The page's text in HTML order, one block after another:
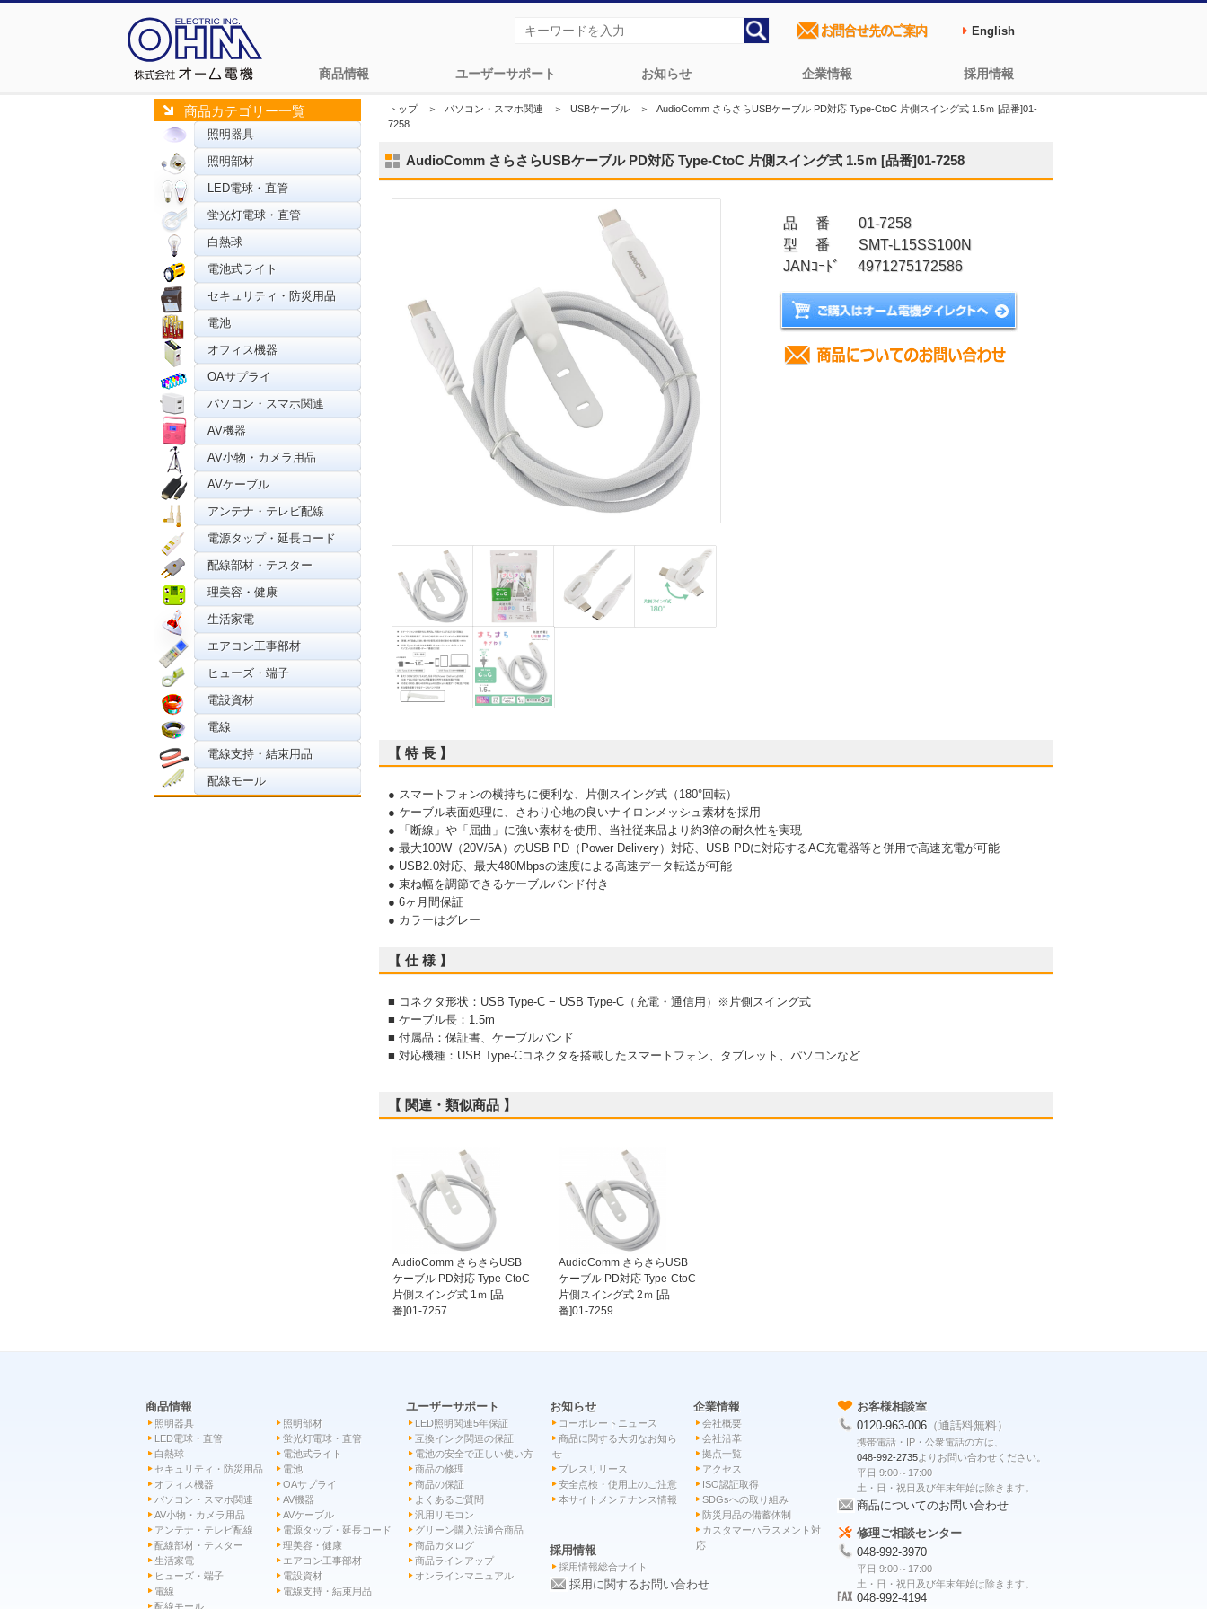
商品情報 ユーザーサポート お知らせ 企業情報 採用情報
English
商品カテゴリー一覧
照明器具
照明部材
LED電球・直管
蛍光灯電球・直管
白熱球
電池式ライト
セキュリティ・防災用品
電池
オフィス機器
OAサプライ
パソコン・スマホ関連
AV機器
AV小物・カメラ用品
AVケーブル
アンテナ・テレビ配線
電源タップ・延長コード
配線部材・テスター
理美容・健康
生活家電
エアコン工事部材
ヒューズ・端子
電設資材
電線
電線支持・結束用品
配線モール
トップ＞ パソコン・スマホ関連 ＞ USBケーブル ＞
AudioComm さらさらUSBケーブル PD対応 Type-CtoC 片側スイング式 1.5ｍ [品番]01-
7258
AudioComm さらさらUSBケーブル PD対応 Type-CtoC 片側スイング式 1.5ｍ [品番]01-7258
品 番 01-7258
型 番 SMT-L15SS100N
JANｺｰﾄﾞ 4971275172586
【 特 長 】
● スマートフォンの横持ちに便利な、片側スイング式（180°回転）
● ケーブル表面処理に、さわり心地の良いナイロンメッシュ素材を採用
● 「断線」や「屈曲」に強い素材を使用、当社従来品より約3倍の耐久性を実現
● 最大100W（20V/5A）のUSB PD（Power Delivery）対応、USB PDに対応するAC充電器等と併用で高速充電が可能
● USB2.0対応、最大480Mbpsの速度による高速データ転送が可能
● 束ね幅を調節できるケーブルバンド付き
● 6ヶ月間保証
● カラーはグレー
【 仕 様 】
■ コネクタ形状：USB Type-C − USB Type-C（充電・通信用）※片側スイング式
■ ケーブル長：1.5m
■ 付属品：保証書、ケーブルバンド
■ 対応機種：USB Type-Cコネクタを搭載したスマートフォン、タブレット、パソコンなど
【 関連・類似商品 】
AudioComm さらさらUSB
ケーブル PD対応 Type-CtoC
片側スイング式 1ｍ [品
番]01-7257
AudioComm さらさらUSB
ケーブル PD対応 Type-CtoC
片側スイング式 2ｍ [品
番]01-7259
商品情報
照明器具
照明部材
LED電球・直管
蛍光灯電球・直管
白熱球
電池式ライト
セキュリティ・防災用品
電池
オフィス機器
OAサプライ
パソコン・スマホ関連
AV機器
AV小物・カメラ用品
AVケーブル
アンテナ・テレビ配線
電源タップ・延長コード
配線部材・テスター
理美容・健康
生活家電
エアコン工事部材
ヒューズ・端子
電設資材
電線
電線支持・結束用品
配線モール
ユーザーサポート
LED照明関連5年保証
互換インク関連の保証
電池の安全で正しい使い方
商品の修理
商品の保証
よくあるご質問
汎用リモコン
グリーン購入法適合商品
商品カタログ
商品ラインアップ
オンラインマニュアル
お知らせ
コーポレートニュース
商品に関する大切なお知ら
せ
プレスリリース
安全点検・使用上のご注意
本サイトメンテナンス情報
企業情報
会社概要
会社沿革
拠点一覧
アクセス
ISO認証取得
SDGsへの取り組み
防災用品の備蓄体制
カスタマーハラスメント対
応
採用情報
採用情報総合サイト
採用に関するお問い合わせ
お客様相談室
0120-963-006 （通話料無料）
携帯電話・IP・公衆電話の方は、
048-992-2735よりお問い合わせください。
平日 9:00～17:00
土・日・祝日及び年末年始は除きます。
商品についてのお問い合わせ
修理ご相談センター
048-992-3970
平日 9:00～17:00
土・日・祝日及び年末年始は除きます。
048-992-4194